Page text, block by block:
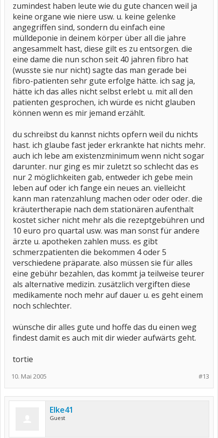
zumindest haben leute wie du gute chancen weil ja
keine organe wie niere usw. u. keine gelenke
angegriffen sind, sondern du einfach eine
mülldeponie in deinem körper über all die jahre
angesammelt hast, diese gilt es zu entsorgen. die
eine dame die nun schon seit 40 jahren fibro hat
(wusste sie nur nicht) sagte das man gerade bei
fibro-patienten sehr gute erfolge hätte. ich sag ja,
hätte ich das alles nicht selbst erlebt u. mit all den
patienten gesprochen, ich würde es nicht glauben
können wenn es mir jemand erzählt.
du schreibst du kannst nichts opfern weil du nichts
hast. ich glaube fast jeder erkrankte hat nichts mehr.
auch ich lebe am existenzminimum wenn nicht sogar
darunter. nur ging es mir zuletzt so schlecht das es
nur 2 möglichkeiten gab, entweder ich gebe mein
leben auf oder ich fange ein neues an. vielleicht
kann man ratenzahlung machen oder oder oder. die
kräutertherapie nach dem stationären aufenthalt
kostet sicher nicht mehr als die rezeptgebühren und
10 euro pro quartal usw. was man sonst für andere
ärzte u. apotheken zahlen muss. es gibt
schmerzpatienten die bekommen 4 oder 5
verschiedene präparate. also müssen sie für alles
eine gebühr bezahlen, das kommt ja teilweise teurer
als alternative medizin. zusätzlich vergiften diese
medikamente noch mehr auf dauer u. es geht einem
noch schlechter.
wünsche dir alles gute und hoffe das du einen weg
findest damit es auch mit dir wieder aufwärts geht.
tortie
#13
10. Mai 2005
Elke41
Guest